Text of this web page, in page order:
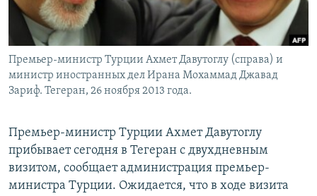
Премьер-министр Турции Ахмет Давутоглу (справа) и
министр иностранных дел Ирана Мохаммад Джавад
Зариф. Тегеран, 26 ноября 2013 года.
Премьер-министр Турции Ахмет Давутоглу
прибывает сегодня в Тегеран с двухдневным
визитом, сообщает администрация премьер-
министра Турции. Ожидается, что в ходе визита